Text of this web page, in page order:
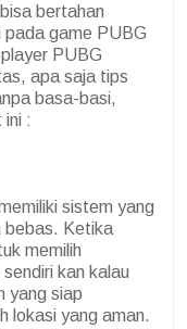
bertahan
pada game PUBG
PUBG
apa saja tips
basa-basi,
ini :
sistem yang
bebas. Ketika
memilih
kan kalau
yang siap
lokasi yang aman.